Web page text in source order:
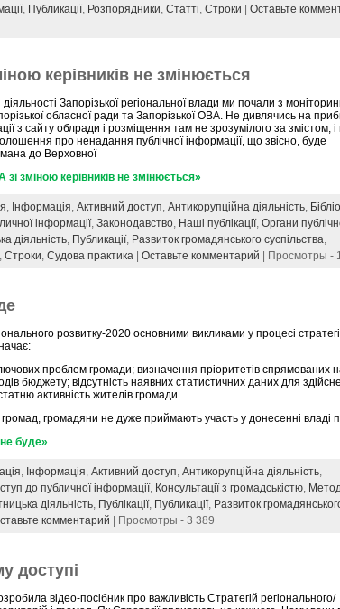
, Публикації, Розпорядники,Статті,Строки |Оставьте
керівників не змінюється
Запорізької регіональної влади ми почали з
обласної ради та Запорізької ОВА. Не дивлячись на
з сайту облради і розміщення там не зрозумілого за змістом, і
про ненадання публічної інформації, що звісно, буде
до Верховної
зміною керівників не змінюється»
, Інформація,Активний доступ,Антикорупційна діяльність,
інформації,Законодавство, Наші публікації,Органи
діяльність, Публикації, Развиток громадянського суспільства,
,Строки,Судова практика |Оставьте комментарий | Просмотры -
розвитку-2020 основними викликами у процесі
проблем громади; визначення пріоритетів спрямованих
бюджету; відсутність наявних статистичних даних для
активність жителів громади.
громадяни не дуже приймають участь у донесенні владі
буде»
, Інформація,Активний доступ,Антикорупційна діяльність,
до публичної інформації, Консультації з громадськістю,
діяльність, Публікації, Публикації, Развиток
комментарий | Просмотры - 3 389
доступі
відео-посібник про важливість Стратегій регіонального/